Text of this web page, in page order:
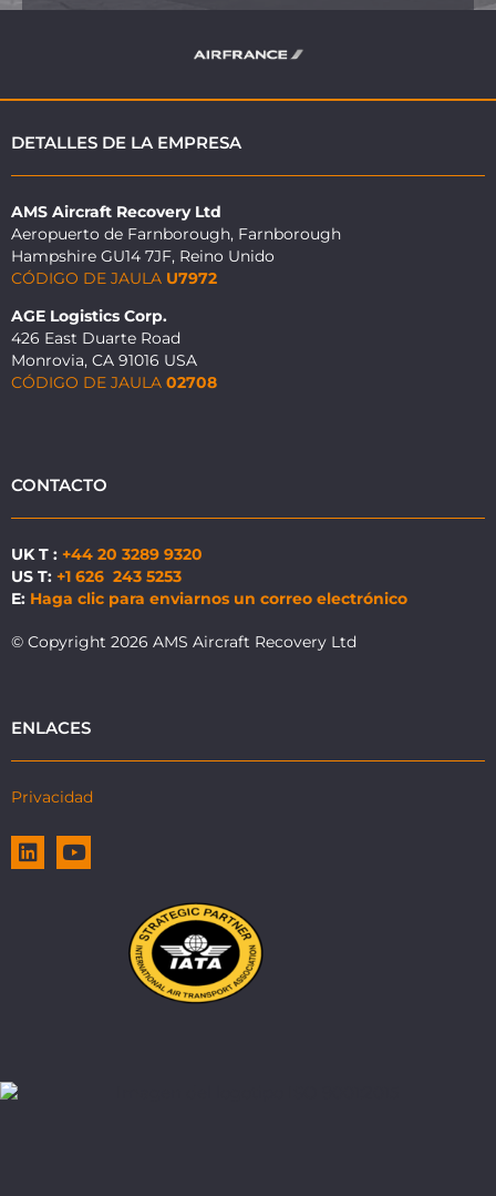
DETALLES DE LA EMPRESA
AMS Aircraft Recovery Ltd
Aeropuerto de Farnborough, Farnborough
Hampshire GU14 7JF, Reino Unido
CÓDIGO DE JAULA U7972
AGE Logistics Corp.
426 East Duarte Road
Monrovia, CA 91016 USA
CÓDIGO DE JAULA 02708
CONTACTO
UK T : +44 20 3289 9320
US T: +1 626 243 5253
E: Haga clic para enviarnos un correo electrónico
© Copyright 2026 AMS Aircraft Recovery Ltd
ENLACES
Privacidad